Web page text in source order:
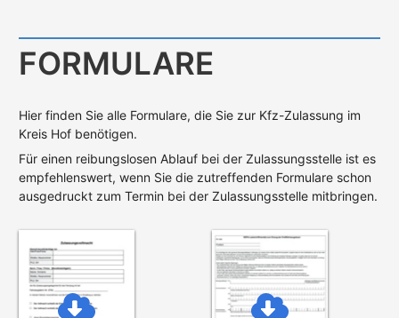
FORMULARE
Hier finden Sie alle Formulare, die Sie zur Kfz-Zulassung im
Kreis Hof benötigen.
Für einen reibungslosen Ablauf bei der Zulassungsstelle ist es
empfehlenswert, wenn Sie die zutreffenden Formulare schon
ausgedruckt zum Termin bei der Zulassungsstelle mitbringen.